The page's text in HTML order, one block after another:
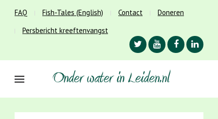
FAQ Fish-Tales (English) Contact
Doneren
Persbericht kreeftenvangst